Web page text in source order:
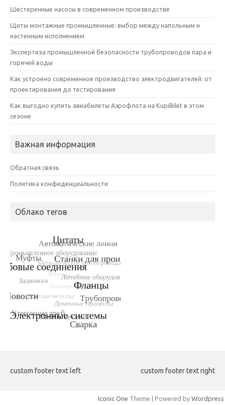
Шестеренные насосы в современном производстве
Щиты монтажные промышленные: выбор между напольным и
настенным исполнением
Экспертиза промышленной безопасности трубопроводов пара и
горячей воды
Как устроено современное производство электродвигателей: от
проектирования до тестирования
Как выгодно купить авиабилеты Аэрофлота на KupiBilet в этом
сезоне
Важная информация
Обратная связь
Политика конфиденциальности
Облако тегов
custom footer text left custom footer text right
Iconic One Theme | Powered by Wordpress